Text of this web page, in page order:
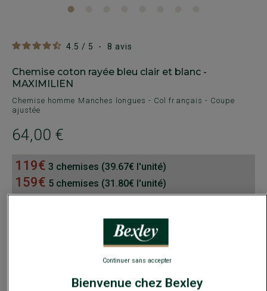
4.5 / 5 - 8 avis
Chemise coton rayée bleu clair et blanc -
MAXIMILIEN
Chemise homme Manches longues - Col français - Coupe
ajustée
64,00 €
119€ 3 chemises (39.67€ l'unité)
159€ 5 chemises (31.80€ l'unité)
COULEURS DISPONIBLES
Bienvenue chez Bexley
Continuer sans accepter